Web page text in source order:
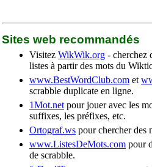
Sites web recommandés
Visitez WikWik.org - cherchez
listes à partir des mots du
www.BestWordClub.com et
scrabble duplicate en ligne.
1Mot.net pour jouer avec les
suffixes, les préfixes, etc.
Ortograf.ws pour chercher des
www.ListesDeMots.com pour
de scrabble.